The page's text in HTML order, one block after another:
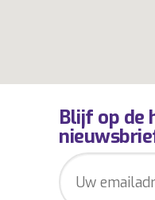
Blijf op de